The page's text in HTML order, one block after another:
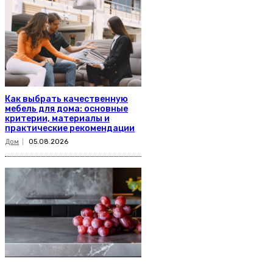
Как выбрать качественную
мебель для дома: основные
критерии, материалы и
практические рекомендации
Дом 05.08.2026